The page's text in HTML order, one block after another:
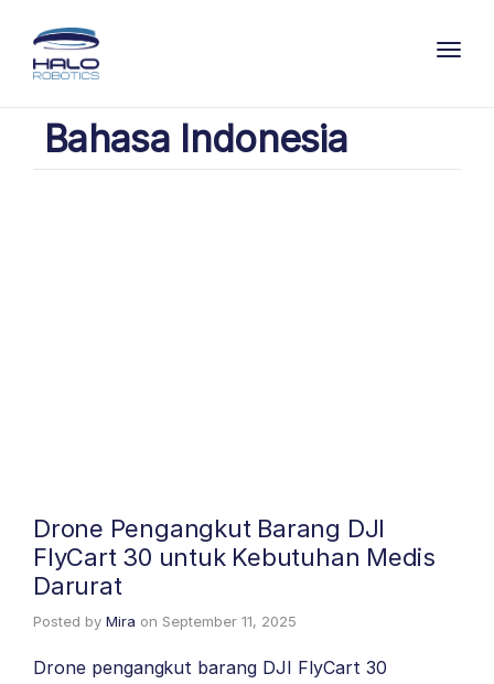
Bahasa Indonesia
Drone Pengangkut Barang DJI
FlyCart 30 untuk Kebutuhan Medis
Darurat
Posted by Mira on September 11, 2025
Drone pengangkut barang DJI FlyCart 30